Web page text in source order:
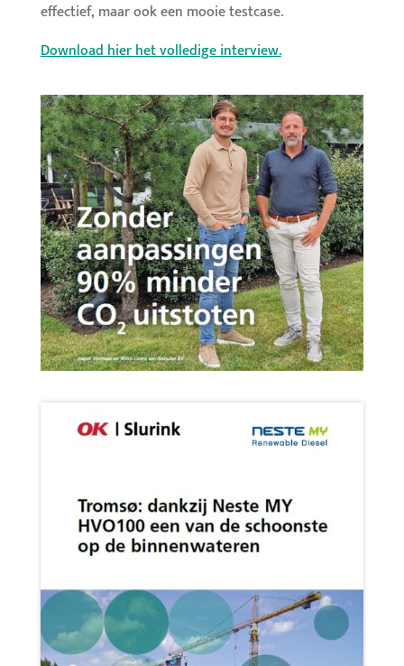
effectief, maar ook een mooie testcase.
Download hier het volledige interview.